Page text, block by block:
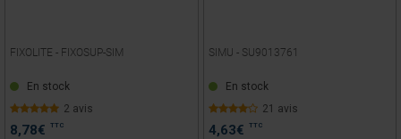
FIXOLITE - FIXOSUP-SIM
En stock
2 avis
8,78€ TTC
SIMU - SU9013761
En stock
21 avis
4,63€ TTC